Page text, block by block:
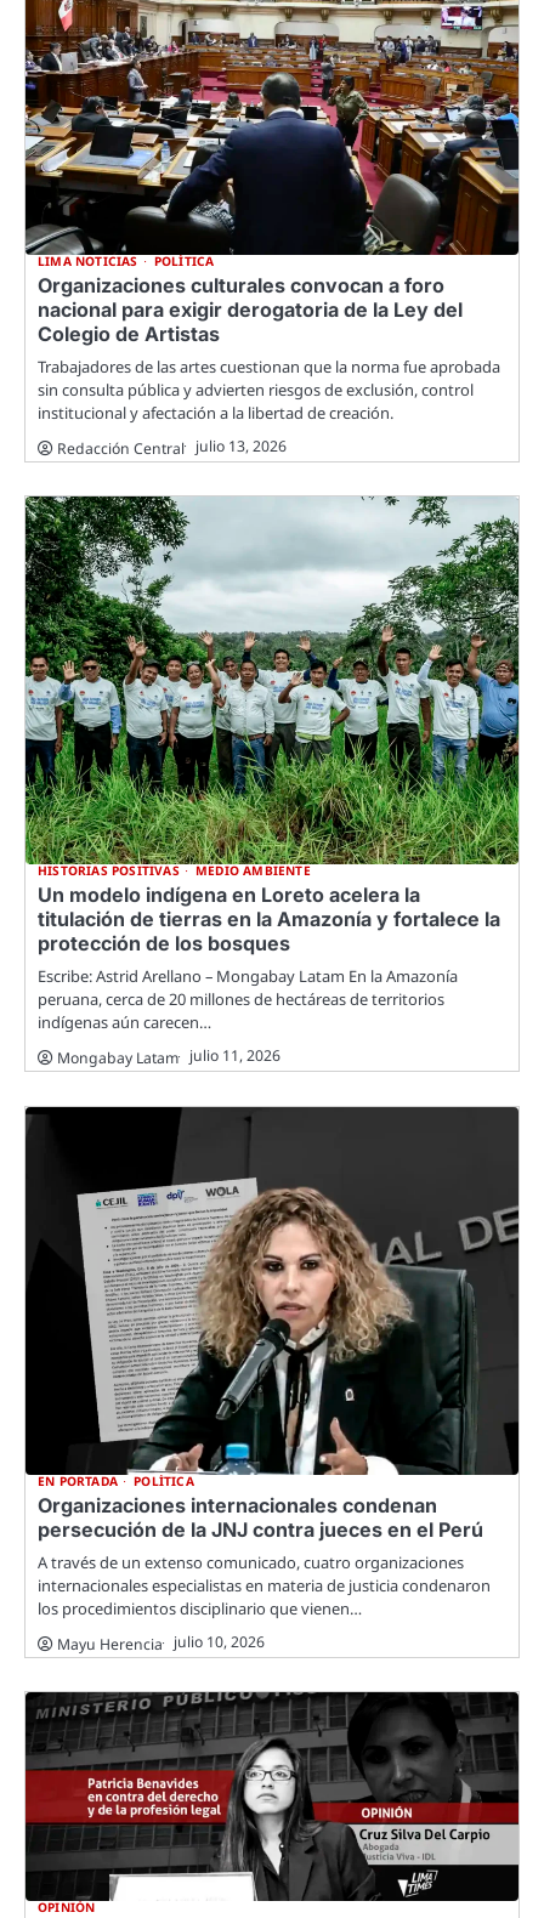
LIMA NOTICIAS POLÍTICA
Organizaciones culturales convocan a foro
nacional para exigir derogatoria de la Ley del
Colegio de Artistas
Trabajadores de las artes cuestionan que la norma fue aprobada
sin consulta pública y advierten riesgos de exclusión, control
institucional y afectación a la libertad de creación.
Redacción Central julio 13, 2026
HISTORIAS POSITIVAS MEDIO AMBIENTE
Un modelo indígena en Loreto acelera la
titulación de tierras en la Amazonía y fortalece la
protección de los bosques
Escribe: Astrid Arellano – Mongabay Latam En la Amazonía
peruana, cerca de 20 millones de hectáreas de territorios
indígenas aún carecen…
Mongabay Latam julio 11, 2026
EN PORTADA POLÍTICA
Organizaciones internacionales condenan
persecución de la JNJ contra jueces en el Perú
A través de un extenso comunicado, cuatro organizaciones
internacionales especialistas en materia de justicia condenaron
los procedimientos disciplinario que vienen…
Mayu Herencia julio 10, 2026
OPINIÓN